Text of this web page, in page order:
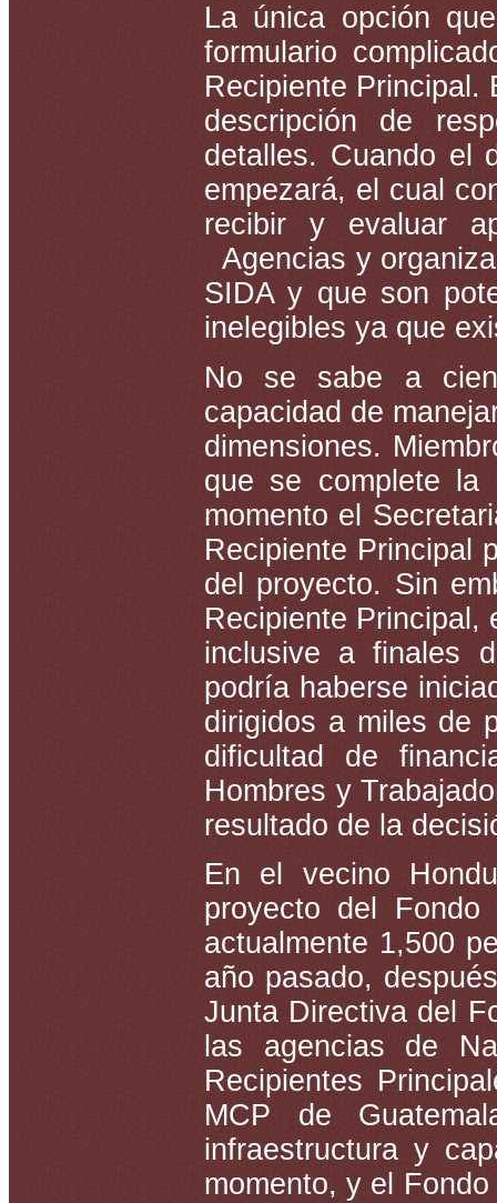
La única opción
formulario
Recipiente Principal.
descripción de
detalles. Cuando el
empezará, el cual
recibir y evaluar
Agencias y
SIDA y que son
inelegibles ya que
No se sabe a
capacidad de
dimensiones.
que se complete la
momento el
Recipiente Principal
del proyecto. Sin
Recipiente Principal,
inclusive a finales
podría haberse
dirigidos a miles de
dificultad de
Hombres y
resultado de la
En el vecino
proyecto del
actualmente 1,500
año pasado,
Junta Directiva del
las agencias de
Recipientes
MCP de
infraestructura y
momento, y el